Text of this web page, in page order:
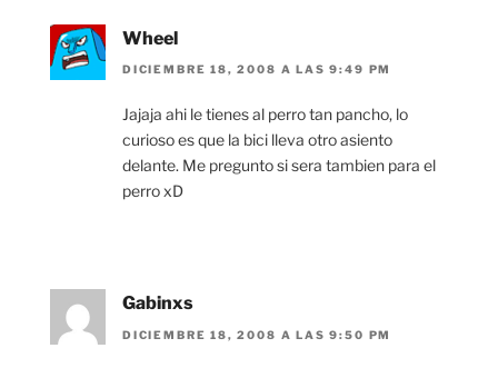
Wheel
DICIEMBRE 18, 2008 A LAS 9:49 PM
Jajaja ahi le tienes al perro tan pancho, lo
curioso es que la bici lleva otro asiento
delante. Me pregunto si sera tambien para el
perro xD
Gabinxs
DICIEMBRE 18, 2008 A LAS 9:50 PM